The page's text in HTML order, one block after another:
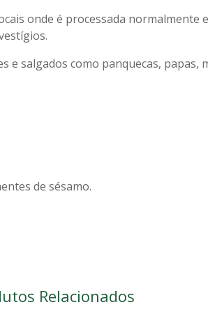
onde é processada normalmente
e salgados como panquecas,
de sésamo.
Relacionados